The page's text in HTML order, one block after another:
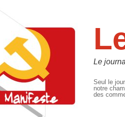
Le
Seul le
notre
des